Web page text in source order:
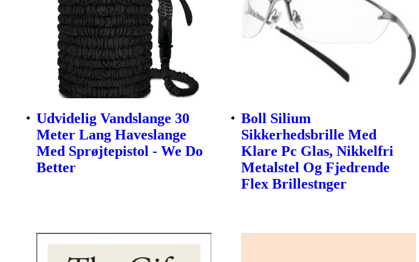
Udvidelig Vandslange 30
Meter Lang Haveslange
Med Sprøjtepistol - We Do
Better
Boll Silium
Sikkerhedsbrille Med
Klare Pc Glas, Nikkelfri
Metalstel Og Fjedrende
Flex Brillestnger